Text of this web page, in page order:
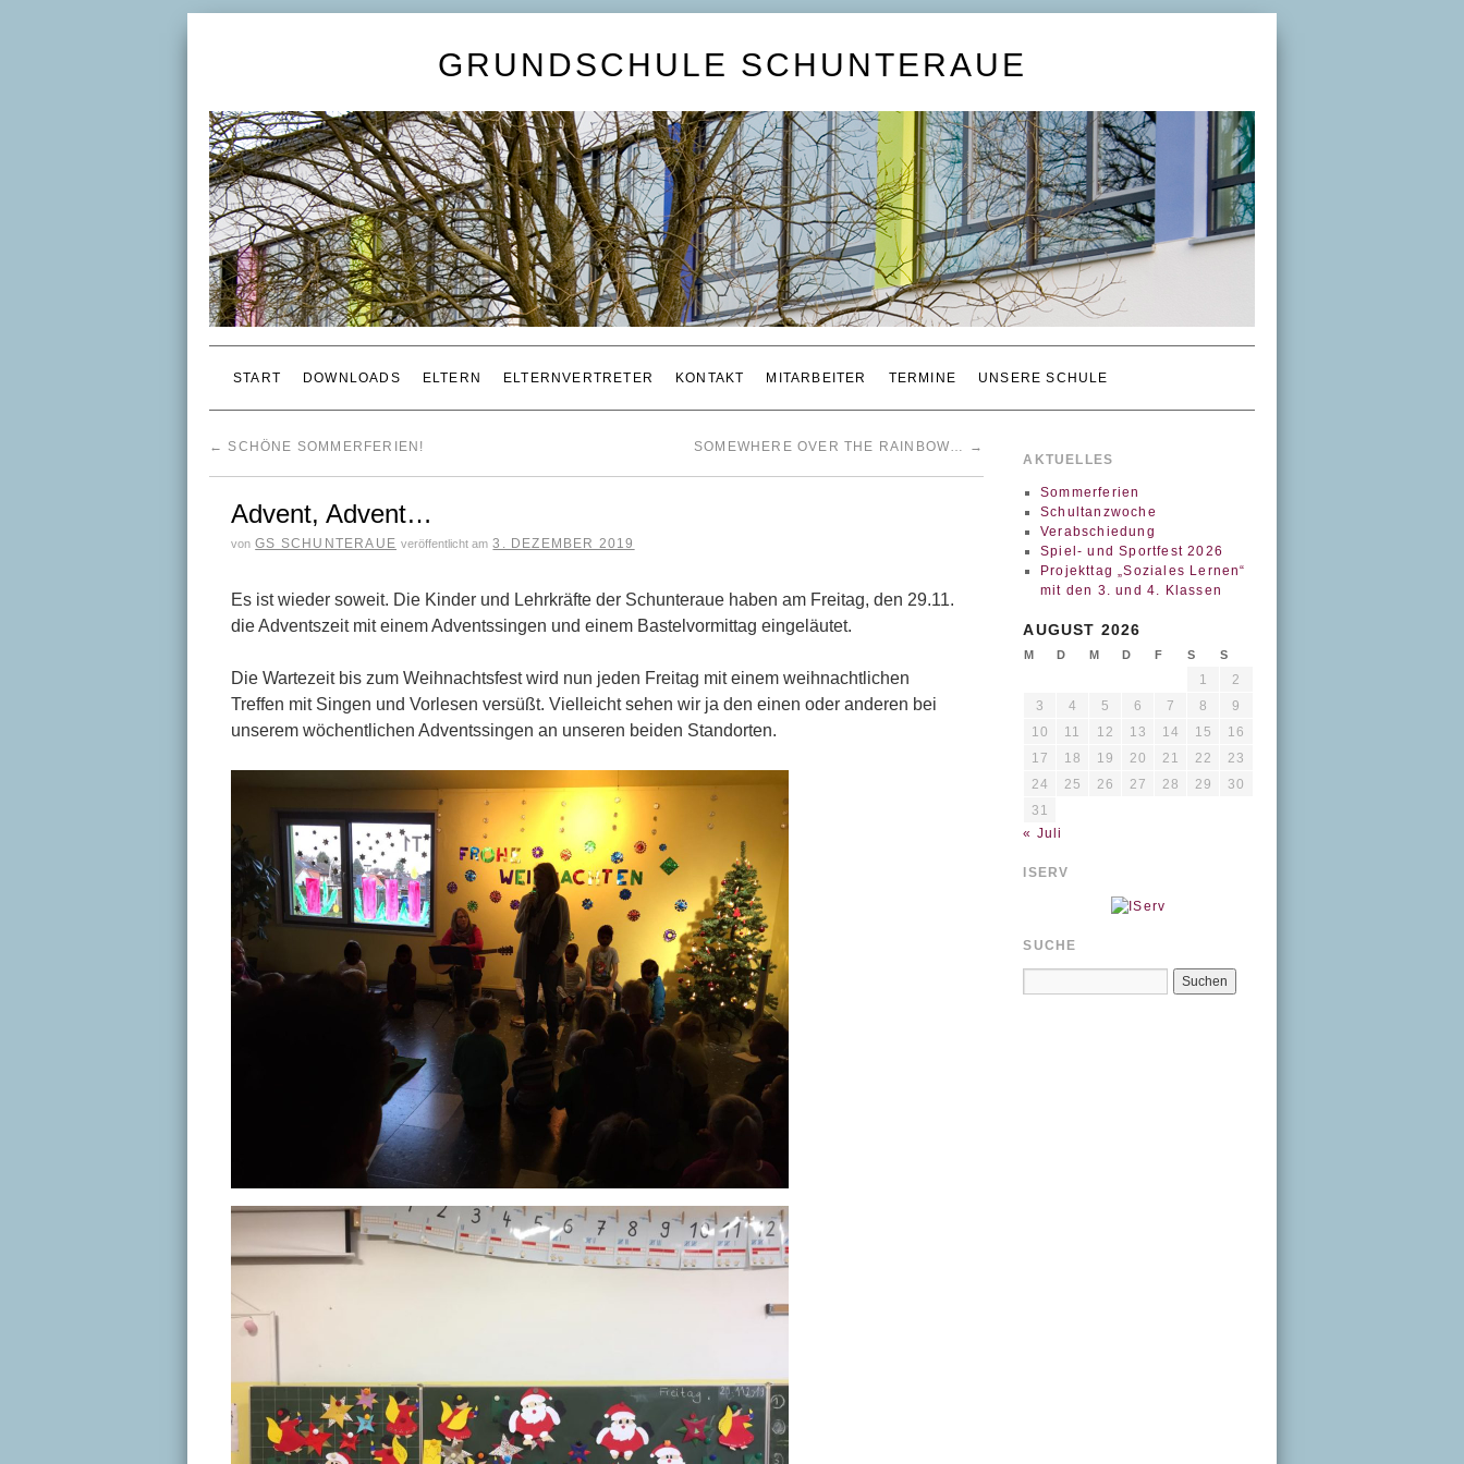
GRUNDSCHULE SCHUNTERAUE
START DOWNLOADS ELTERN ELTERNVERTRETER KONTAKT MITARBEITER TERMINE UNSERE SCHULE
← SCHÖNE SOMMERFERIEN! SOMEWHERE OVER THE RAINBOW… →
Advent, Advent…
von GS SCHUNTERAUE veröffentlicht am 3. DEZEMBER 2019
Es ist wieder soweit. Die Kinder und Lehrkräfte der Schunteraue haben am Freitag, den 29.11.
die Adventszeit mit einem Adventssingen und einem Bastelvormittag eingeläutet.
Die Wartezeit bis zum Weihnachtsfest wird nun jeden Freitag mit einem weihnachtlichen
Treffen mit Singen und Vorlesen versüßt. Vielleicht sehen wir ja den einen oder anderen bei
unserem wöchentlichen Adventssingen an unseren beiden Standorten.
AKTUELLES
Sommerferien
Schultanzwoche
Verabschiedung
Spiel- und Sportfest 2026
Projekttag „Soziales Lernen“
mit den 3. und 4. Klassen
AUGUST 2026
M D M D F S S
1
2
3
4 5 6 7 8
9
10
11 12 13 14 15
16
17
18 19 20 21 22
23
24
25 26 27 28 29
30
31
« Juli
ISERV
SUCHE